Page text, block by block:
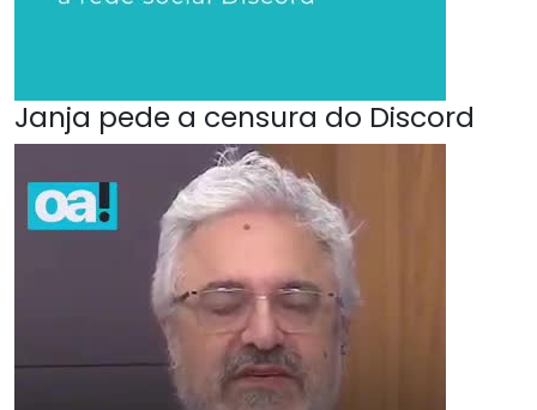
Janja pede a censura do Discord